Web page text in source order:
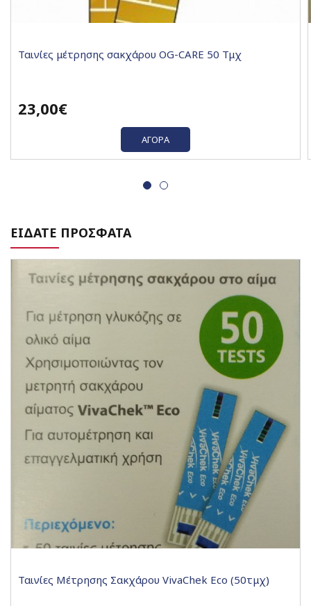
Ταινίες μέτρησης σακχάρου OG-CARE 50 Τμχ
23,00€
ΑΓΟΡΆ
ΕΙΔΑΤΕ ΠΡΟΣΦΑΤΑ
Ταινίες Μέτρησης Σακχάρου VivaChek Eco (50τμχ)